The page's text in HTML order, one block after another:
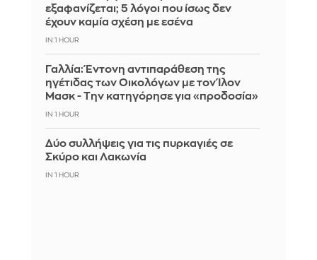
εξαφανίζεται; 5 λόγοι που ίσως δεν
έχουν καμία σχέση με εσένα
IN 1 HOUR
Γαλλία: Έντονη αντιπαράθεση της
ηγέτιδας των Οικολόγων με τον Ίλον
Μασκ - Την κατηγόρησε για «προδοσία»
IN 1 HOUR
Δύο συλλήψεις για τις πυρκαγιές σε
Σκύρο και Λακωνία
IN 1 HOUR